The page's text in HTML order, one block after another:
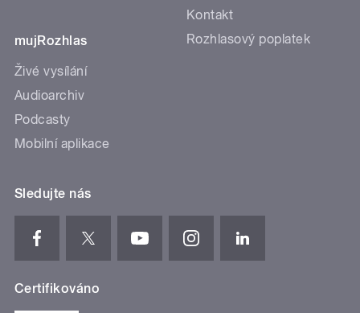
mujRozhlas
Živé vysílání
Audioarchiv
Podcasty
Mobilní aplikace
Kontakt
Rozhlasový poplatek
Sledujte nás
Certifikováno